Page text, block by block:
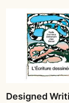
Designed